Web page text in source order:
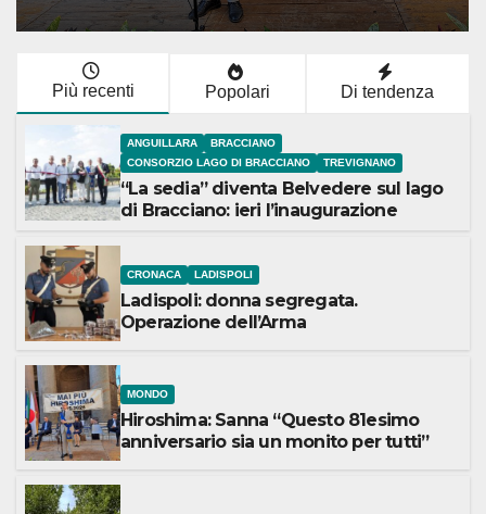
Più recenti Popolari Di tendenza
ANGUILLARA
BRACCIANO
CONSORZIO LAGO DI BRACCIANO
TREVIGNANO
“La sedia” diventa Belvedere sul lago
di Bracciano: ieri l’inaugurazione
CRONACA LADISPOLI
Ladispoli: donna segregata.
Operazione dell’Arma
MONDO
Hiroshima: Sanna “Questo 81esimo
anniversario sia un monito per tutti”